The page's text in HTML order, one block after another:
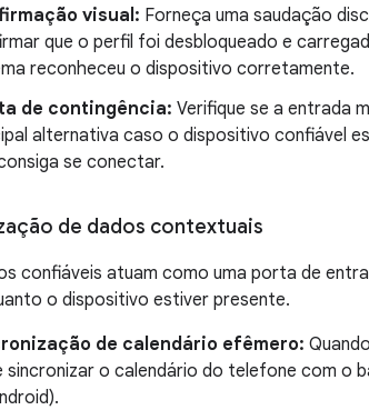
visual: Forneça uma saudação
que o perfil foi desbloqueado e
reconheceu o dispositivo corretamente.
de contingência: Verifique se a entrada
alternativa caso o dispositivo confiável
se conectar.
de dados contextuais
confiáveis ​​atuam como uma porta de
o dispositivo estiver presente.
de calendário efêmero:
sincronizar o calendário do telefone com o